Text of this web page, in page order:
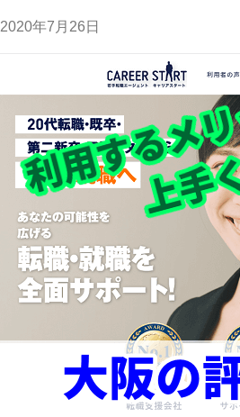
2020年7月26日